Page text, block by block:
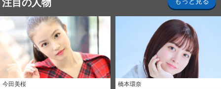
注目の人物
今田美桜 橋本環奈